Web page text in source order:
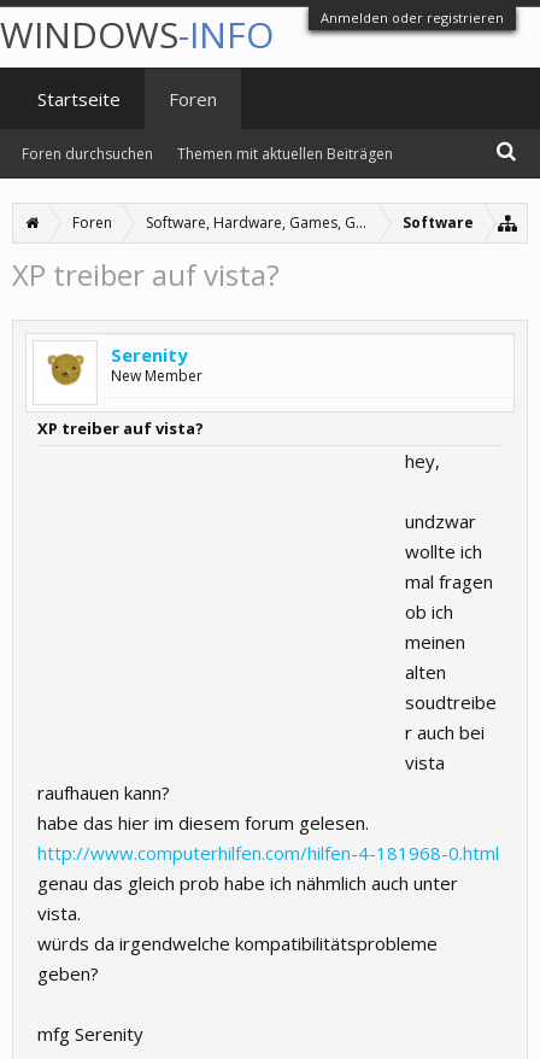
Anmelden oder registrieren
Foren Software, Hardware, Games, Grafiken Software
XP treiber auf vista?
Serenity
New Member
XP treiber auf vista?
hey,
undzwar
wollte ich
mal fragen
ob ich
meinen
alten
soudtreibe
r auch bei
vista
raufhauen kann?
habe das hier im diesem forum gelesen.
http://www.computerhilfen.com/hilfen-4-181968-0.html
genau das gleich prob habe ich nähmlich auch unter
vista.
würds da irgendwelche kompatibilitätsprobleme
geben?
mfg Serenity
WINDOWS-INFO
Startseite Foren
Foren durchsuchen Themen mit aktuellen Beiträgen